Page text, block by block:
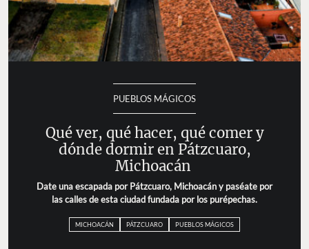
PUEBLOS MÁGICOS
Qué ver, qué hacer, qué comer y
dónde dormir en Pátzcuaro,
Michoacán
Date una escapada por Pátzcuaro, Michoacán y paséate por
las calles de esta ciudad fundada por los purépechas.
MICHOACÁN PÁTZCUARO PUEBLOS MÁGICOS